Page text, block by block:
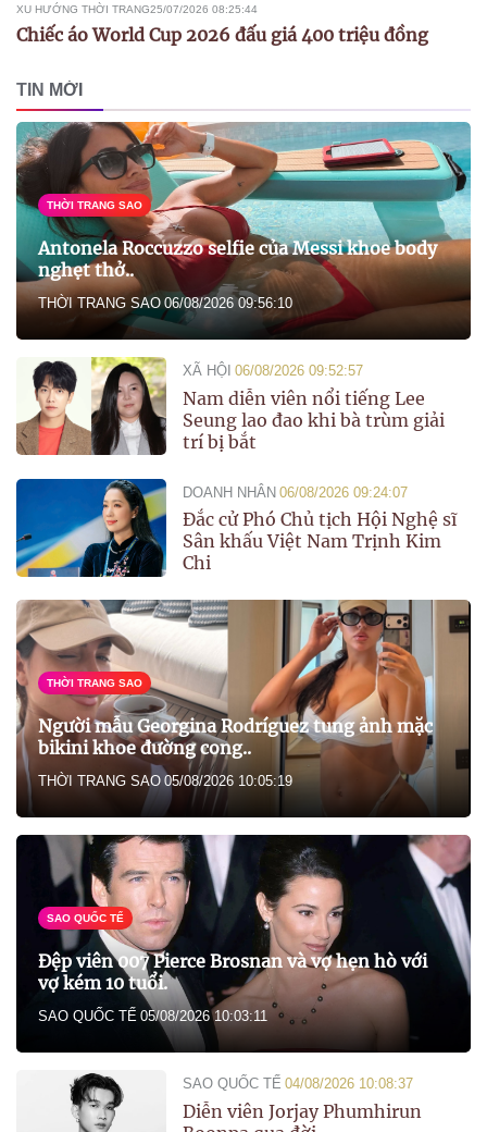
XU HƯỚNG THỜI TRANG25/07/2026 08:25:44
Chiếc áo World Cup 2026 đấu giá 400 triệu đồng
TIN MỚI
THỜI TRANG SAO
Antonela Roccuzzo selfie của Messi khoe body
nghẹt thở..
THỜI TRANG SAO 06/08/2026 09:56:10
XÃ HỘI 06/08/2026 09:52:57
Nam diễn viên nổi tiếng Lee
Seung lao đao khi bà trùm giải
trí bị bắt
DOANH NHÂN 06/08/2026 09:24:07
Đắc cử Phó Chủ tịch Hội Nghệ sĩ
Sân khấu Việt Nam Trịnh Kim
Chi
THỜI TRANG SAO
Người mẫu Georgina Rodríguez tung ảnh mặc
bikini khoe đường cong..
THỜI TRANG SAO 05/08/2026 10:05:19
SAO QUỐC TẾ
Đệp viên 007 Pierce Brosnan và vợ hẹn hò với
vợ kém 10 tuổi.
SAO QUỐC TẾ 05/08/2026 10:03:11
SAO QUỐC TẾ 04/08/2026 10:08:37
Diễn viên Jorjay Phumhirun